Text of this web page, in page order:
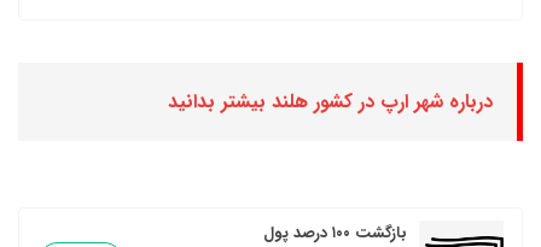
درباره شهر ارپ در کشور هلند بیشتر بدانید
بازگشت ۱۰۰ درصد پول